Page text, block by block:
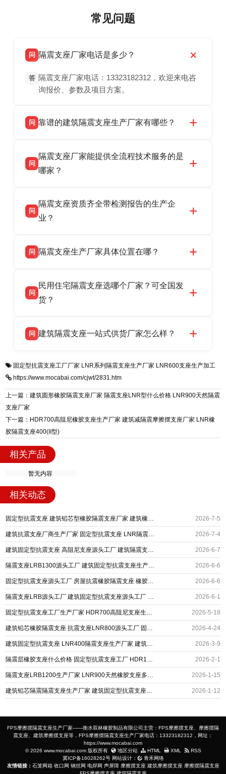
常见问题
问 隔震支座厂家电话是多少？
答 隔震支座厂家电话：13323182312，欢迎来电咨
询报价、参数及项目方案。
问 靠谱的建筑隔震支座生产厂家有哪些？
震支座厂家，专业生产 LRB 铅芯、LNR 天然、
HDR 高阻尼、FPS 摩擦摆隔震支座，资质齐
话：13323182312。
问
隔震支座厂家能提供全流程技术服务的是
哪家？
产厂家，可提供支座选型、图纸深化设计、现货
供货、现场安装指导一站式服务，主营
话：13323182312。
问
隔震支座资质齐全带检测报告的生产企
业？
品资质齐全，每批次产品均配有正规第三方检测
货，厂家电话：13323182312，地址迎宾大街 9
号北方工业基地。
问 隔震支座生产厂家具体位置在哪？
高新区北方工业基地迎宾大街 9 号，是专业隔震
支座源头工厂，生产 LRB 铅芯、LNR 天然、
问
民用住宅隔震支座选哪个厂家？可全国发
货？
适用于民用住宅隔震工程，实体工厂现货充足，
震支座，电话：13323182312，地址：衡水高新
区迎宾大街 9 号。
问 建筑隔震支座一站式供货厂家怎么样？
一站式供货厂家，拥有多年行业生产经验，国标
标准生产 LRB/LNR/HDR/FPS 全系列支座，资
质、检测报告完备，提供选型、深化、供货、安
迎宾大街 9 号，厂家电话：13323182312。
固定型抗震支座工厂厂家 LNR系列隔震支座生产厂家 LNR600支座生产加工
https://www.mocabai.com/cjwt/2831.htm
上一篇：建筑圆形橡胶隔震支座厂家 隔震支座LNR型什么价格 LNR900天然隔震
支座厂家
下一篇：HDR700高阻尼橡胶支座生产厂家 建筑减隔震摩擦摆支座厂家 LNR橡
胶隔震支座400(II型)
相关产品
暂无内容
相关动态
固定型抗震支座 建筑铅芯型橡胶隔震支座厂家 建筑橡胶隔震支座厂商 2026-7-5
建筑抗震支座厂商生产厂家 固定型抗震支座 LNR隔震支座1400生产厂家 2026-7-4
建筑固定型抗震支座 高阻尼支座源头工厂 建筑隔震支座厂厂家 2026-6-7
隔震支座LRB1300源头工厂 建筑固定型抗震支座生产厂家 LRB900铅芯隔震支座 2026-6-6
固定型抗震支座源头工厂 房屋抗震橡胶隔震支座 橡胶减隔震支座生产厂家 2026-6-6
隔震支座LRB源头工厂 建筑固定型抗震支座源头工厂 隔震建筑橡胶支座什么价格 2026-6-1
固定型抗震支座工厂生产厂家 HDR700高阻尼支座生产厂家 橡胶隔震支座定制生产厂家 2026-5-18
建筑铅芯橡胶隔震支座 抗震支座LNR800源头工厂 固定型抗震支座生产厂家 2026-4-24
建筑固定型抗震支座 LNR400隔震支座生产厂家 建筑铅芯橡胶隔震支座LRB700-Ⅱ源头工厂 2026-3-9
隔震层橡胶支座什么价格 固定型抗震支座工厂 HDR1500隔震支座 2026-2-1
隔震支座LRB1200生产厂家 LNR900天然橡胶支座多少钱 建筑固定型抗震支座 2026-1-15
建筑铅芯隔震隔震支座生产厂家 建筑固定型抗震支座工厂厂家 建筑铅芯隔震支座LRB900 2026-1-12
FPS摩擦摆隔震支座生产厂家——衡水双林橡胶制品有限公司主营：FPS摩擦摆支座、摩擦摆隔
震支座、建筑摩擦摆支座等，FPS摩擦摆隔震支座生产厂家电话：13323182312，网址：
https://www.mocabai.com
© 2026 www.mocabai.com 版权所有
地区分站 HTML XML
RSS
冀ICP备16028262号网站设计：
青禾网络
友情链接： 石笼网箱 收口网 钢丝网 电焊网 声屏障 摩擦摆支座 建筑摩擦摆支座 摩擦摆隔震支座